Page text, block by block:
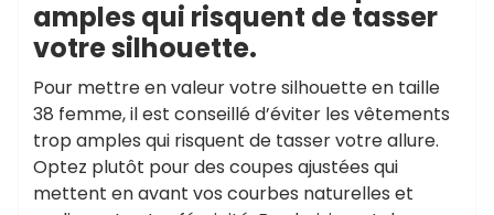
amples qui risquent de tasser
votre silhouette.
Pour mettre en valeur votre silhouette en taille
38 femme, il est conseillé d’éviter les vêtements
trop amples qui risquent de tasser votre allure.
Optez plutôt pour des coupes ajustées qui
mettent en avant vos courbes naturelles et